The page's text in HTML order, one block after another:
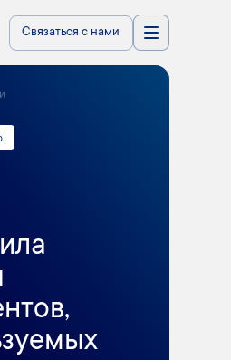
Связаться с нами